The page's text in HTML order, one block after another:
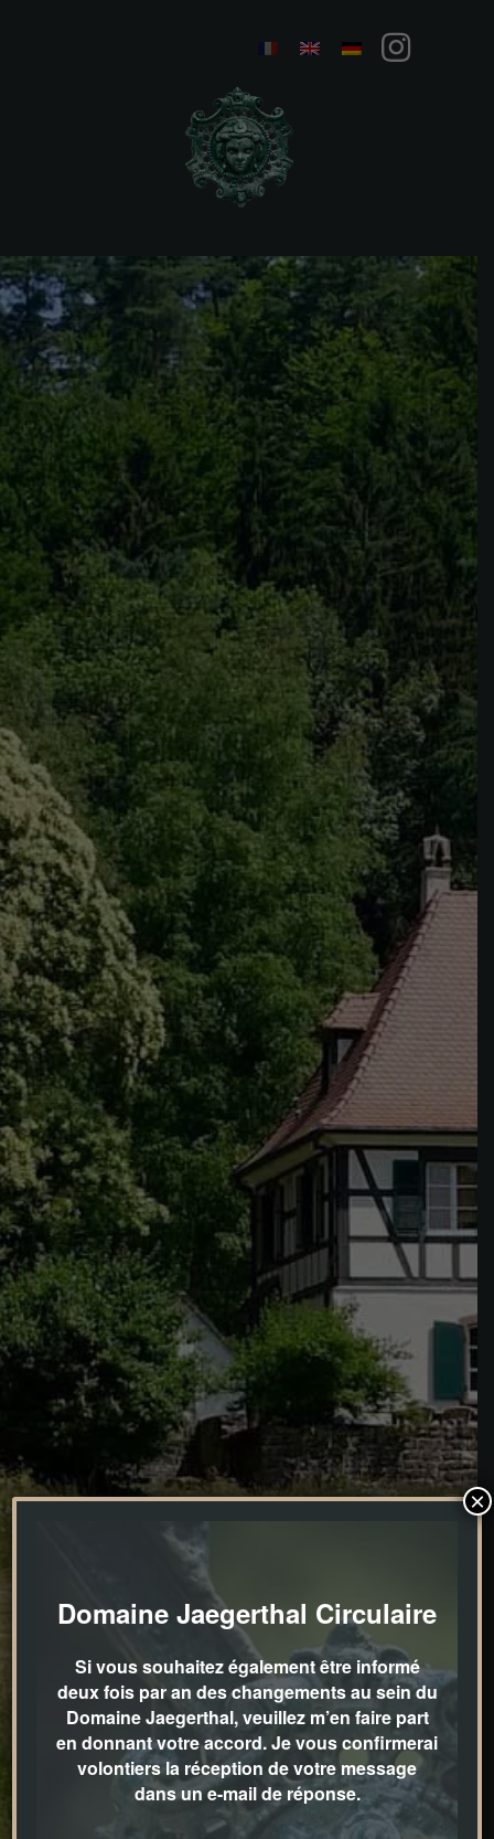
Domaine Jaegerthal Circulaire
Si vous souhaitez également être informé
deux fois par an des changements au sein du
Domaine Jaegerthal, veuillez m’en faire part
en donnant votre accord. Je vous confirmerai
volontiers la réception de votre message
dans un e-mail de réponse.
×